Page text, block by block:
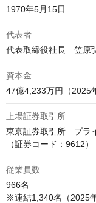
1970年5月15日
代表者
代表取締役社長　笠原
資本金
上場証券取引所
東京証券取引所　プラ
（証券コード：9612）
従業員数
966名